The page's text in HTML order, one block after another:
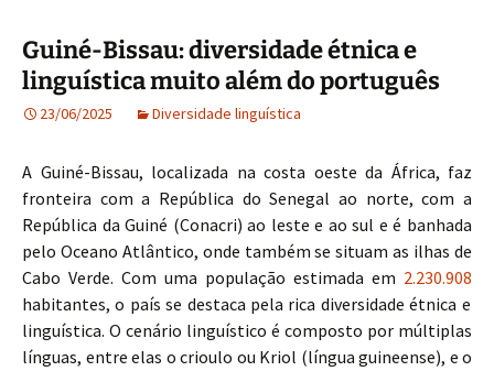
Guiné-Bissau: diversidade étnica e
linguística muito além do português
23/06/2025 Diversidade linguística
A Guiné-Bissau, localizada na costa oeste da África, faz
fronteira com a República do Senegal ao norte, com a
República da Guiné (Conacri) ao leste e ao sul e é banhada
pelo Oceano Atlântico, onde também se situam as ilhas de
Cabo Verde. Com uma população estimada em 2.230.908
habitantes, o país se destaca pela rica diversidade étnica e
linguística. O cenário linguístico é composto por múltiplas
línguas, entre elas o crioulo ou Kriol (língua guineense), e o